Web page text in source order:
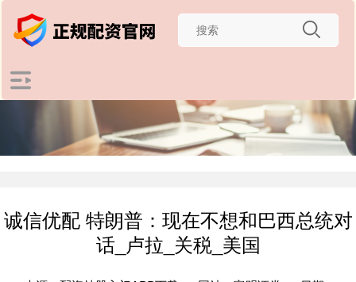
诚信优配 特朗普：现在不想和巴西总统对
话_卢拉_关税_美国